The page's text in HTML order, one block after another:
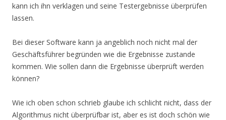
kann ich ihn verklagen und seine Testergebnisse überprüfen
lassen.
Bei dieser Software kann ja angeblich noch nicht mal der
Geschäftsführer begründen wie die Ergebnisse zustande
kommen. Wie sollen dann die Ergebnisse überprüft werden
können?
Wie ich oben schon schrieb glaube ich schlicht nicht, dass der
Algorithmus nicht überprüfbar ist, aber es ist doch schön wie